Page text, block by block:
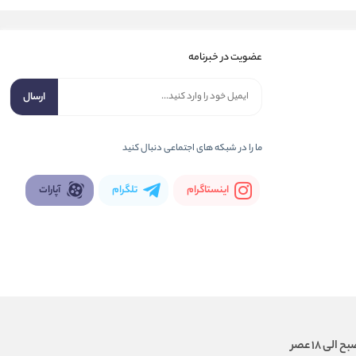
عضویت در خبرنامه
ارسال
ما را در شبكه های اجتماعی دنبال کنید
اینستاگرام تلگرام آپارات